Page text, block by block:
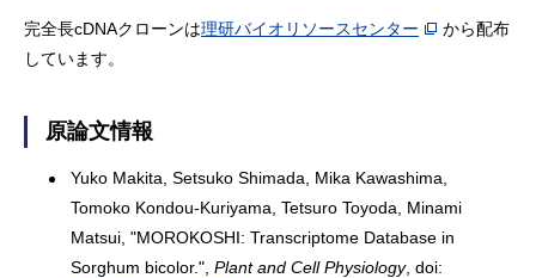
完全長cDNAクローンは理研バイオリソースセンター
から配布
しています。
原論文情報
Yuko Makita, Setsuko Shimada, Mika Kawashima,
Tomoko Kondou-Kuriyama, Tetsuro Toyoda, Minami
Matsui, "MOROKOSHI: Transcriptome Database in
Sorghum bicolor.",Plant and Cell Physiology, doi: